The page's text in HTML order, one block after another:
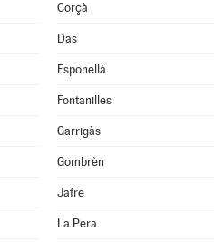
Corçà
Das
Esponellà
Fontanilles
Garrigàs
Gombrèn
Jafre
La Pera